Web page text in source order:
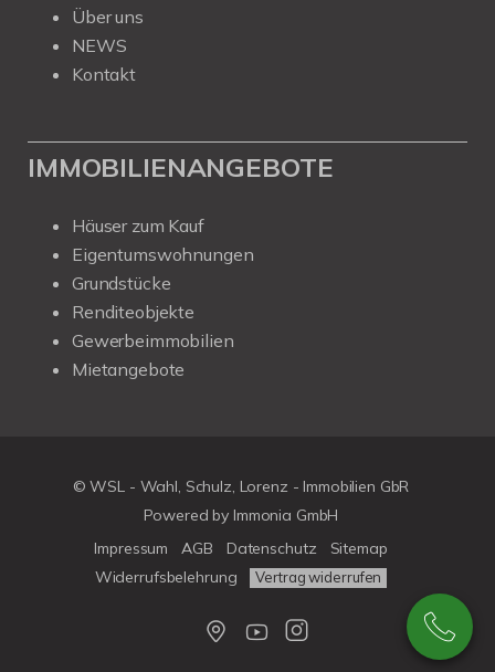
Über uns
NEWS
Kontakt
IMMOBILIENANGEBOTE
Häuser zum Kauf
Eigentumswohnungen
Grundstücke
Renditeobjekte
Gewerbeimmobilien
Mietangebote
© WSL - Wahl, Schulz, Lorenz - Immobilien GbR
Powered by Immonia GmbH
Impressum
AGB Datenschutz
Sitemap
Widerrufsbelehrung
Vertrag widerrufen